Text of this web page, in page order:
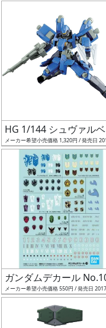
索
グ
レ
ル
HG 1/144 シュヴァル
メーカー希望小売価格 1,320円 / 発売日
ガンダムデカール
メーカー希望小売価格 550円 / 発売日